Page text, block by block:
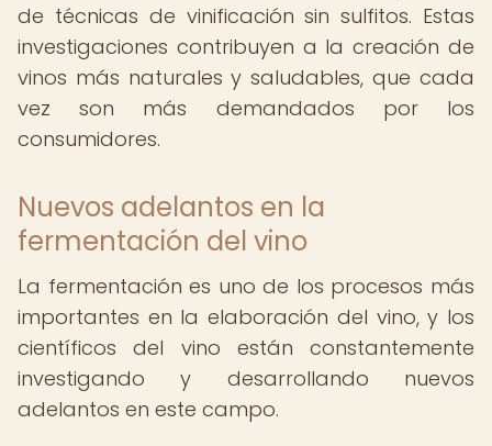
de técnicas de vinificación sin sulfitos. Estas
investigaciones contribuyen a la creación de
vinos más naturales y saludables, que cada
vez son más demandados por los
consumidores.
Nuevos adelantos en la
fermentación del vino
La fermentación es uno de los procesos más
importantes en la elaboración del vino, y los
científicos del vino están constantemente
investigando y desarrollando nuevos
adelantos en este campo.